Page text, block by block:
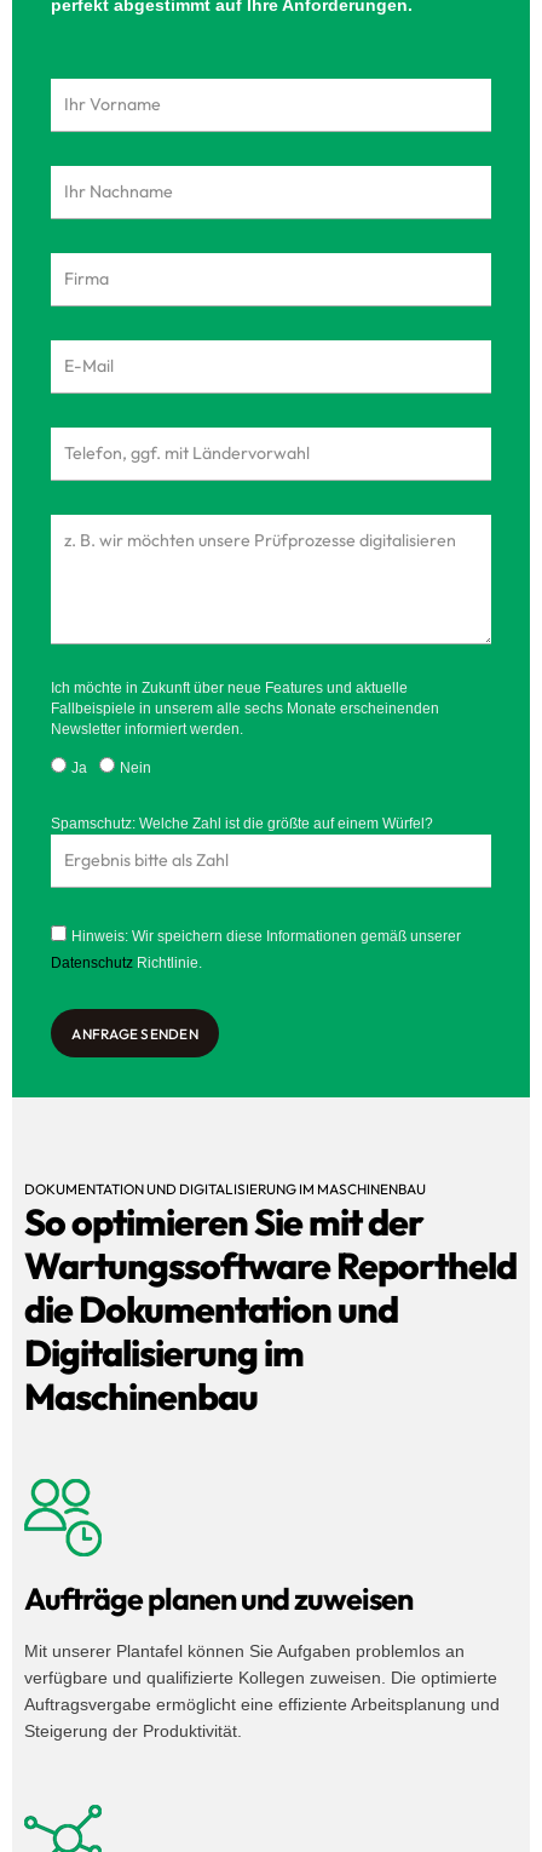
perfekt abgestimmt auf Ihre Anforderungen.
Ich möchte in Zukunft über neue Features und aktuelle
Fallbeispiele in unserem alle sechs Monate erscheinenden
Newsletter informiert werden.
Ja Nein
Spamschutz: Welche Zahl ist die größte auf einem Würfel?
Hinweis: Wir speichern diese Informationen gemäß unserer
Datenschutz Richtlinie.
ANFRAGE SENDEN
DOKUMENTATION UND DIGITALISIERUNG IM MASCHINENBAU
So optimieren Sie mit der
Wartungssoftware Reportheld
die Dokumentation und
Digitalisierung im
Maschinenbau
Aufträge planen und zuweisen
Mit unserer Plantafel können Sie Aufgaben problemlos an
verfügbare und qualifizierte Kollegen zuweisen. Die optimierte
Auftragsvergabe ermöglicht eine effiziente Arbeitsplanung und
Steigerung der Produktivität.